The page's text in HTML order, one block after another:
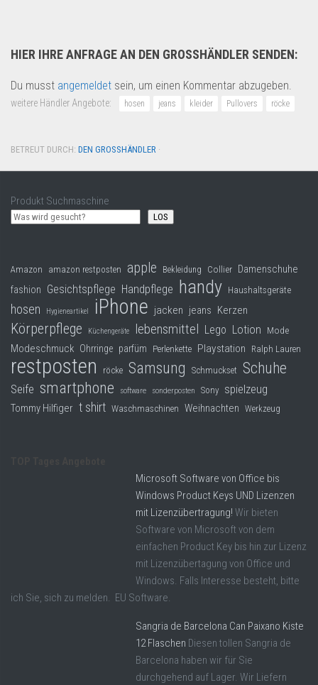
HIER IHRE ANFRAGE AN DEN GROSSHÄNDLER SENDEN:
Du musst angemeldet sein, um einen Kommentar abzugeben.
weitere Händler Angebote: hosen jeans kleider Pullovers röcke
BETREUT DURCH: DEN GROSSHÄNDLER ·
Produkt Suchmaschine
LOS
Amazon amazon restposten apple Bekleidung Collier Damenschuhe
fashion Gesichtspflege Handpflege handy Haushaltsgeräte
hosen Hygieneartikel iPhone jacken jeans Kerzen
Körperpflege Küchengeräte lebensmittel Lego Lotion Mode
Modeschmuck Ohrringe parfüm Perlenkette Playstation Ralph Lauren
restposten röcke Samsung Schmuckset Schuhe
Seife smartphone software sonderposten Sony spielzeug
Tommy Hilfiger t shirt Waschmaschinen Weihnachten Werkzeug
Microsoft Software von Office bis
Windows Product Keys UND Lizenzen
mit Lizenzübertragung! Wir bieten
Software von Microsoft von dem
einfachen Product Key bis hin zur Lizenz
mit Lizenzübertagung von Office und
Windows. Falls Interesse besteht, bitte
ich Sie, sich zu melden. EU Software.
Sangria de Barcelona Can Paixano Kiste
12 Flaschen Diesen tollen Sangria de
Barcelona haben wir für Sie
durchgehend auf Lager. Wir Liefern